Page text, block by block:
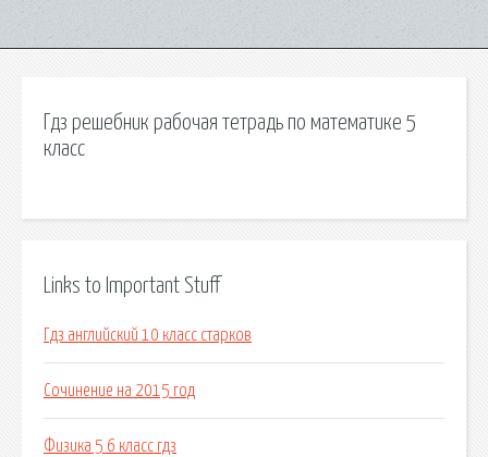
Гдз решебник рабочая тетрадь по математике 5
класс
Links to Important Stuff
Гдз английский 10 класс старков
Сочинение на 2015 год
Физика 5 6 класс гдз